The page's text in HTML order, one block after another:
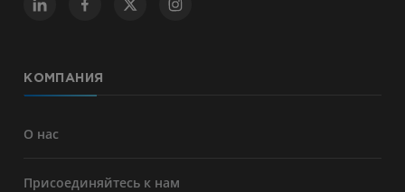
КОМПАНИЯ
О нас
Присоединяйтесь к нам